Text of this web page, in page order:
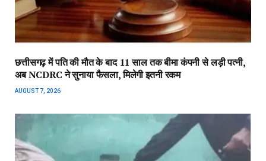
छत्तीसगढ़ में पति की मौत के बाद 11 साल तक बीमा कंपनी से लड़ी पत्नी,
अब NCDRC ने सुनाया फैसला, मिलेगी इतनी रकम
AUGUST 7, 2026